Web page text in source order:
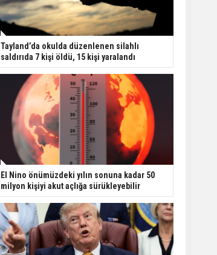
Tayland’da okulda düzenlenen silahlı
saldırıda 7 kişi öldü, 15 kişi yaralandı
El Nino önümüzdeki yılın sonuna kadar 50
milyon kişiyi akut açlığa sürükleyebilir